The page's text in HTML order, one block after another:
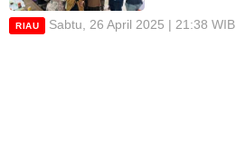
RIAU Sabtu, 26 April 2025 | 21:38 WIB